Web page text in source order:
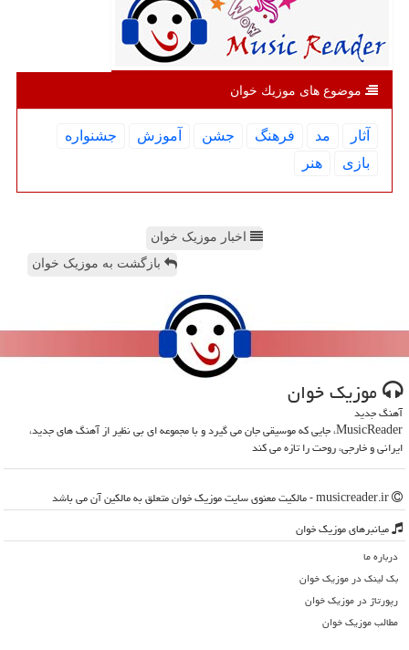
موضوع های موزیك خوان
آثار مد فرهنگ جشن آموزش
جشنواره
بازی
هنر
اخبار موزیک خوان
بازگشت به موزیک خوان
موزیك خوان
آهنگ جدید
MusicReader، جایی که موسیقی جان می گیرد و با مجموعه ای بی نظیر از آهنگ های جدید،
ایرانی و خارجی، روحت را تازه می کند
میانبرهای موزیك خوان
درباره ما
بک لینک در موزیك خوان
رپورتاژ در موزیك خوان
مطالب موزیك خوان